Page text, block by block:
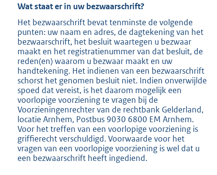
Wat staat er in uw bezwaarschrift?
Het bezwaarschrift bevat tenminste de volgende
punten: uw naam en adres, de dagtekening van het
bezwaarschrift, het besluit waartegen u bezwaar
maakt en het registratienummer van dat besluit, de
reden(en) waarom u bezwaar maakt en uw
handtekening. Het indienen van een bezwaarschrift
schorst het genomen besluit niet. Indien onverwijlde
spoed dat vereist, is het daarom mogelijk een
voorlopige voorziening te vragen bij de
Voorzieningenrechter van de rechtbank Gelderland,
locatie Arnhem, Postbus 9030 6800 EM Arnhem.
Voor het treffen van een voorlopige voorziening is
griffierecht verschuldigd. Voorwaarde voor het
vragen van een voorlopige voorziening is wel dat u
een bezwaarschrift heeft ingediend.